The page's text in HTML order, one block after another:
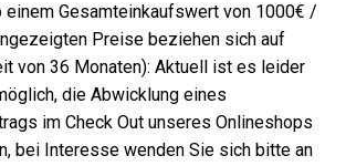
einem Gesamteinkaufswert von 1000€ /
Preise beziehen sich auf
von 36 Monaten): Aktuell ist es leider
die Abwicklung eines
im Check Out unseres Onlineshops
bei Interesse wenden Sie sich bitte an